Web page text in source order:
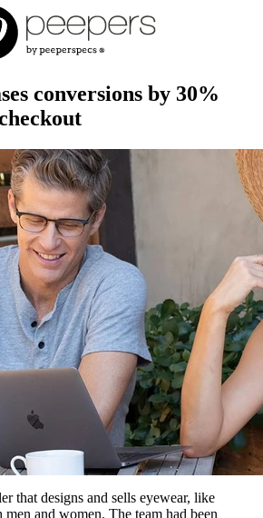
conversions by 30%
that designs and sells eyewear, like
men and women. The team had been